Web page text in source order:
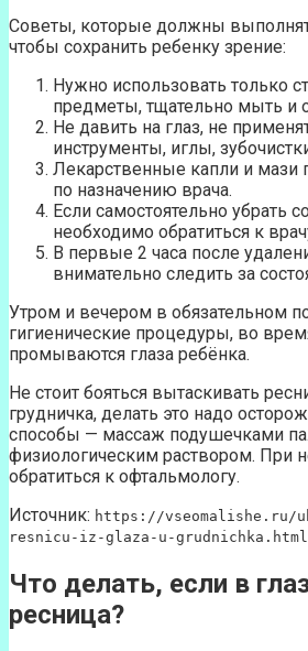
Советы, которые должны
чтобы сохранить ребенку зрение:
Нужно использовать только
предметы, тщательно мыть и
Не давить на глаз, не
инструменты, иглы,
Лекарственные капли и мази
по назначению врача.
Если самостоятельно убрать
необходимо обратиться к
В первые 2 часа после
внимательно следить за
Утром и вечером в обязательном
гигиенические процедуры, во
промываются глаза ребёнка.
Не стоит бояться вытаскивать
грудничка, делать это надо
способы — массаж подушечками
физиологическим раствором. При
обратиться к офтальмологу.
Источник: https://vseomalishe.ru/
resnicu-iz-glaza-u-grudnichka.html
Что делать, если в
ресница?